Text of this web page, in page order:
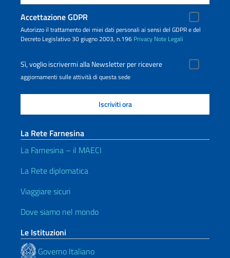
Accettazione GDPR
Autorizzo il trattamento dei miei dati personali ai sensi del GDPR e del
Decreto Legislativo 30 giugno 2003, n.196 Privacy Note Legali
Sì, voglio iscrivermi alla Newsletter per ricevere
aggiornamenti sulle attività di questa sede
La Rete Farnesina
La Farnesina – il MAECI
La Rete diplomatica
Viaggiare sicuri
Dove siamo nel mondo
Le Istituzioni
Governo Italiano